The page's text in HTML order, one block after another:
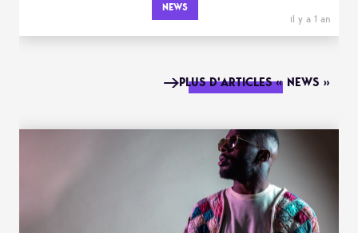
NEWS
il y a 1 an
PLUS D'ARTICLES « NEWS »